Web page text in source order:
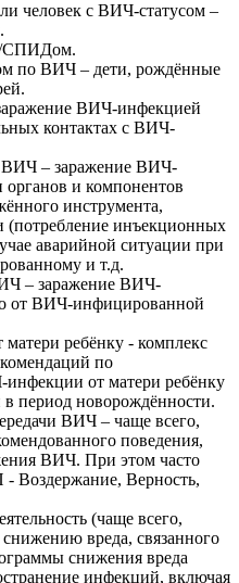
человек с ВИЧ-статусом –
СПИДом.
по ВИЧ – дети, рождённые
ВИЧ-инфекцией
контактах с ВИЧ-
ВИЧ – заражение ВИЧ-
и компонентов
инструмента,
(потребление инъекционных
аварийной ситуации при
и т.д.
– заражение ВИЧ-
от ВИЧ-инфицированной
ребёнку - комплекс
по
от матери ребёнку
период новорождённости.
ВИЧ – чаще всего,
поведения,
ВИЧ. При этом часто
- Воздержание, Верность,
(чаще всего,
вреда, связанного
снижения вреда
инфекций, включая